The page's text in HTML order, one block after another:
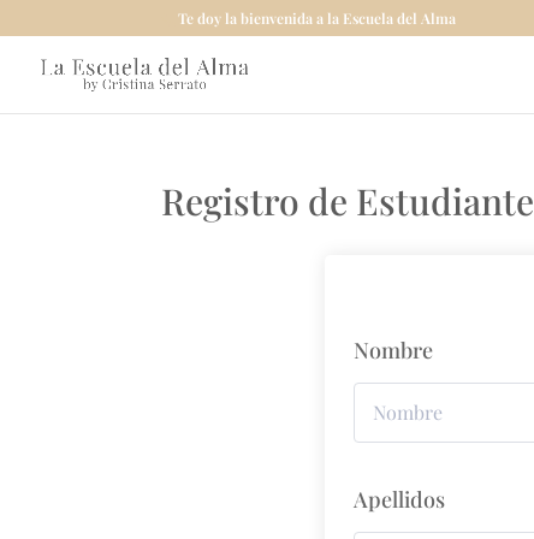
Te doy la bienvenida a la Escuela del Alma
Registro de Estudiante
Nombre
Apellidos